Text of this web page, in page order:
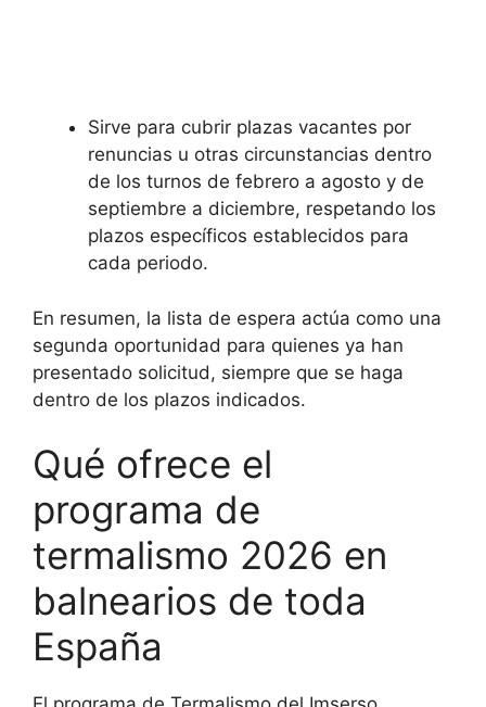
Sirve para cubrir plazas vacantes por
renuncias u otras circunstancias dentro
de los turnos de febrero a agosto y de
septiembre a diciembre, respetando los
plazos específicos establecidos para
cada periodo.
En resumen, la lista de espera actúa como una
segunda oportunidad para quienes ya han
presentado solicitud, siempre que se haga
dentro de los plazos indicados.
Qué ofrece el
programa de
termalismo 2026 en
balnearios de toda
España